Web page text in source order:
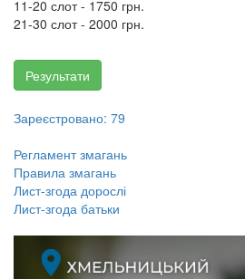
11-20 слот - 1750 грн.
​​​​​​​21-30 слот - 2000 грн.
Результати
Зареєстровано: 79
​​​​​​​Регламент змагань
Правила змагань
Лист-згода дорослі
​​​​​​​Лист-згода батьки